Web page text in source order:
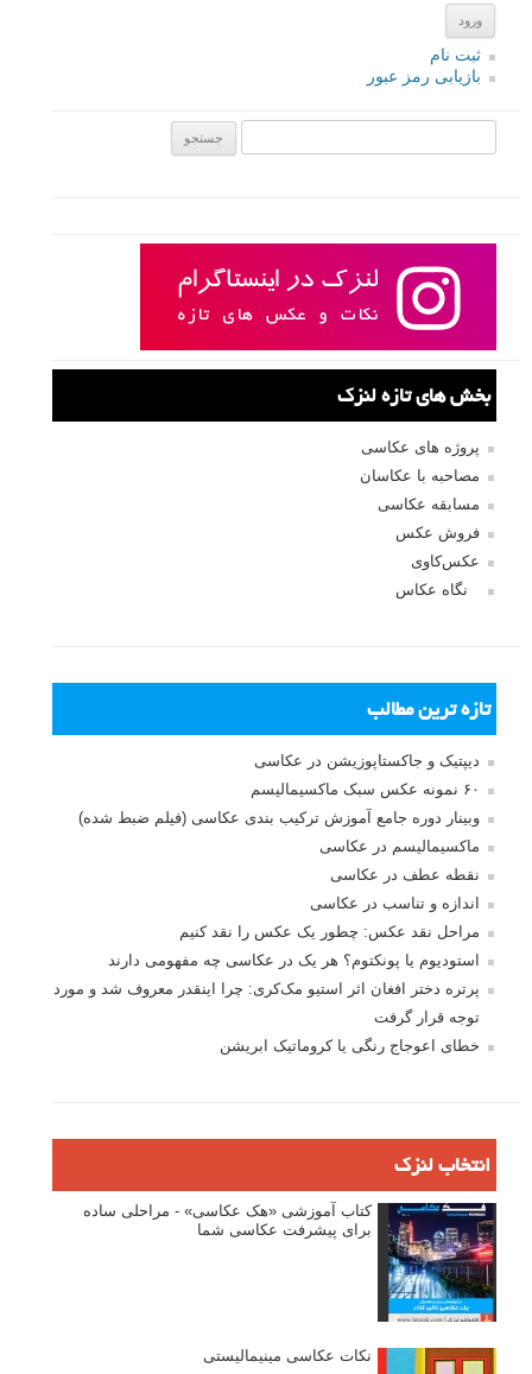
ثبت نام
بازیابی رمز عبور
بخش های تازه لنزک
پروژه های عکاسی
مصاحبه با عکاسان
مسابقه عکاسی
فروش عکس
عکس‌کاوی
نگاه عکاس
تازه ترین مطالب
دیپتیک و جاکستا‌پوزیشن در عکاسی
۶۰ نمونه عکس سبک ماکسیمالیسم
وبینار دوره جامع آموزش ترکیب بندی عکاسی (فیلم ضبط شده)
ماکسیمالیسم در عکاسی
نقطه عطف در عکاسی
اندازه و تناسب در عکاسی
مراحل نقد عکس: چطور یک عکس را نقد کنیم
استودیوم یا پونکتوم؟ هر یک در عکاسی چه مفهومی دارند
پرتره دختر افغان اثر استیو مک‌کری: چرا اینقدر معروف شد و مورد
توجه قرار گرفت
خطای اعوجاج رنگی یا کروماتیک ابریشن
انتخاب لنزک
کتاب آموزشی «هک عکاسی» - مراحلی ساده
برای پیشرفت عکاسی شما
نکات عکاسی مینیمالیستی